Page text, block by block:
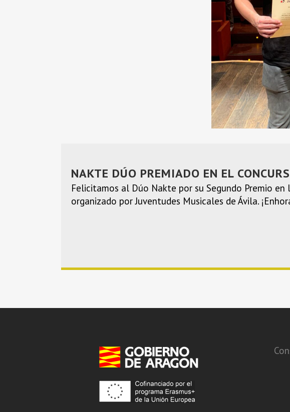
NAKTE DÚO PREMIADO EN EL
Felicitamos al Dúo Nakte por su Segundo Premio en
organizado por Juventudes Musicales de Ávila.